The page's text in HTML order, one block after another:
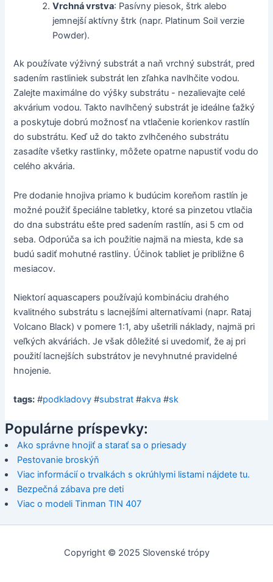
Vrchná vrstva: Pasívny piesok, štrk alebo
jemnejší aktívny štrk (napr. Platinum Soil verzie
Powder).
Ak používate výživný substrát a naň vrchný substrát, pred
sadením rastliniek substrát len zľahka navlhčite vodou.
Zalejte maximálne do výšky substrátu - nezalievajte celé
akvárium vodou. Takto navlhčený substrát je ideálne ťažký
a poskytuje dobrú možnosť na vtlačenie korienkov rastlín
do substrátu. Keď už do takto zvlhčeného substrátu
zasadíte všetky rastlinky, môžete opatrne napustiť vodu do
celého akvária.
Pre dodanie hnojiva priamo k budúcim koreňom rastlín je
možné použiť špeciálne tabletky, ktoré sa pinzetou vtlačia
do dna substrátu ešte pred sadením rastlín, asi 5 cm od
seba. Odporúča sa ich použitie najmä na miesta, kde sa
budú sadiť mohutné rastliny. Účinok tabliet je približne 6
mesiacov.
Niektorí aquascapers používajú kombináciu drahého
kvalitného substrátu s lacnejšími alternatívami (napr. Rataj
Volcano Black) v pomere 1:1, aby ušetrili náklady, najmä pri
veľkých akváriách. Je však dôležité si uvedomiť, že aj pri
použití lacnejších substrátov je nevyhnutné pravidelné
hnojenie.
tags: #podkladovy #substrat #akva #sk
Populárne príspevky:
Ako správne hnojiť a starať sa o priesady
Pestovanie broskýň
Viac informácií o trvalkách s okrúhlymi listami nájdete tu.
Bezpečná zábava pre deti
Viac o modeli Tinman TIN 407
Copyright © 2025 Slovenské trópy